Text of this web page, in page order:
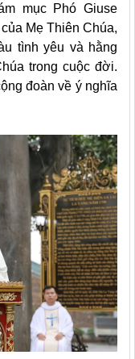
mục Phó Giuse
Mẹ Thiên Chúa,
tình yêu và hằng
trong cuộc đời.
đoàn về ý nghĩa